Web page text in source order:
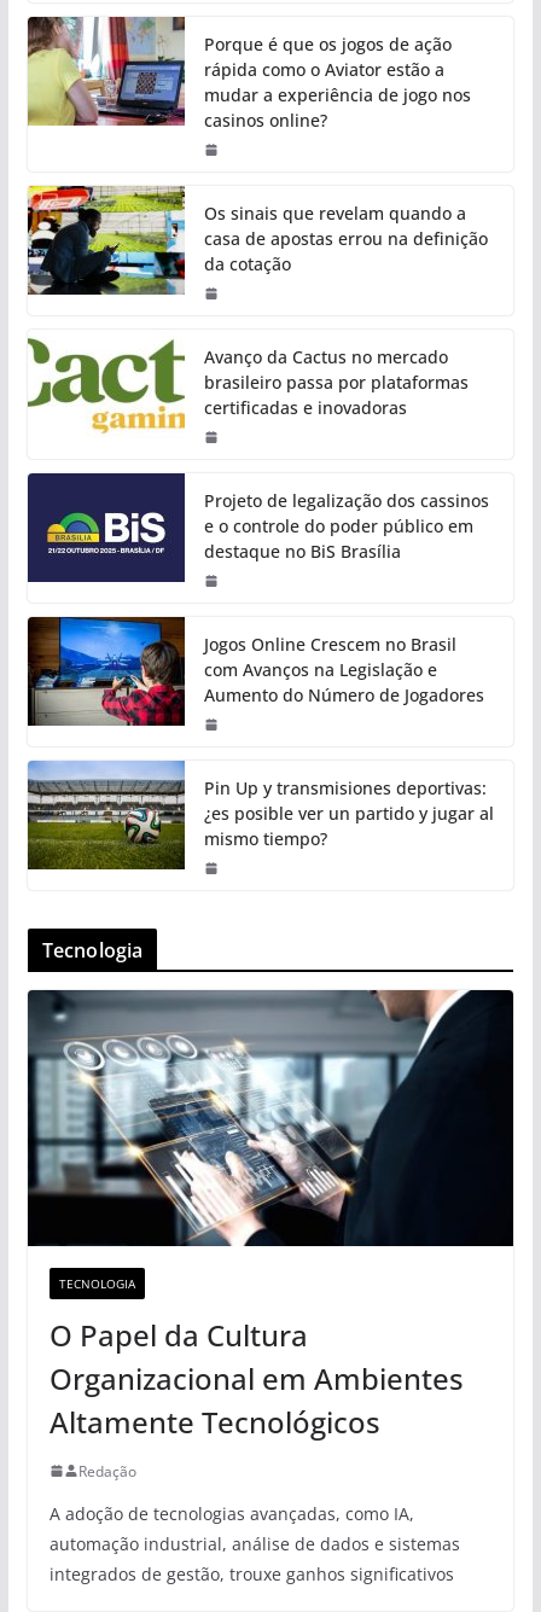
Porque é que os jogos de ação
rápida como o Aviator estão a
mudar a experiência de jogo nos
casinos online?
Os sinais que revelam quando a
casa de apostas errou na definição
da cotação
Avanço da Cactus no mercado
brasileiro passa por plataformas
certificadas e inovadoras
Projeto de legalização dos cassinos
e o controle do poder público em
destaque no BiS Brasília
Jogos Online Crescem no Brasil
com Avanços na Legislação e
Aumento do Número de Jogadores
Pin Up y transmisiones deportivas:
¿es posible ver un partido y jugar al
mismo tiempo?
Tecnologia
TECNOLOGIA
O Papel da Cultura
Organizacional em Ambientes
Altamente Tecnológicos
Redação
A adoção de tecnologias avançadas, como IA,
automação industrial, análise de dados e sistemas
integrados de gestão, trouxe ganhos significativos